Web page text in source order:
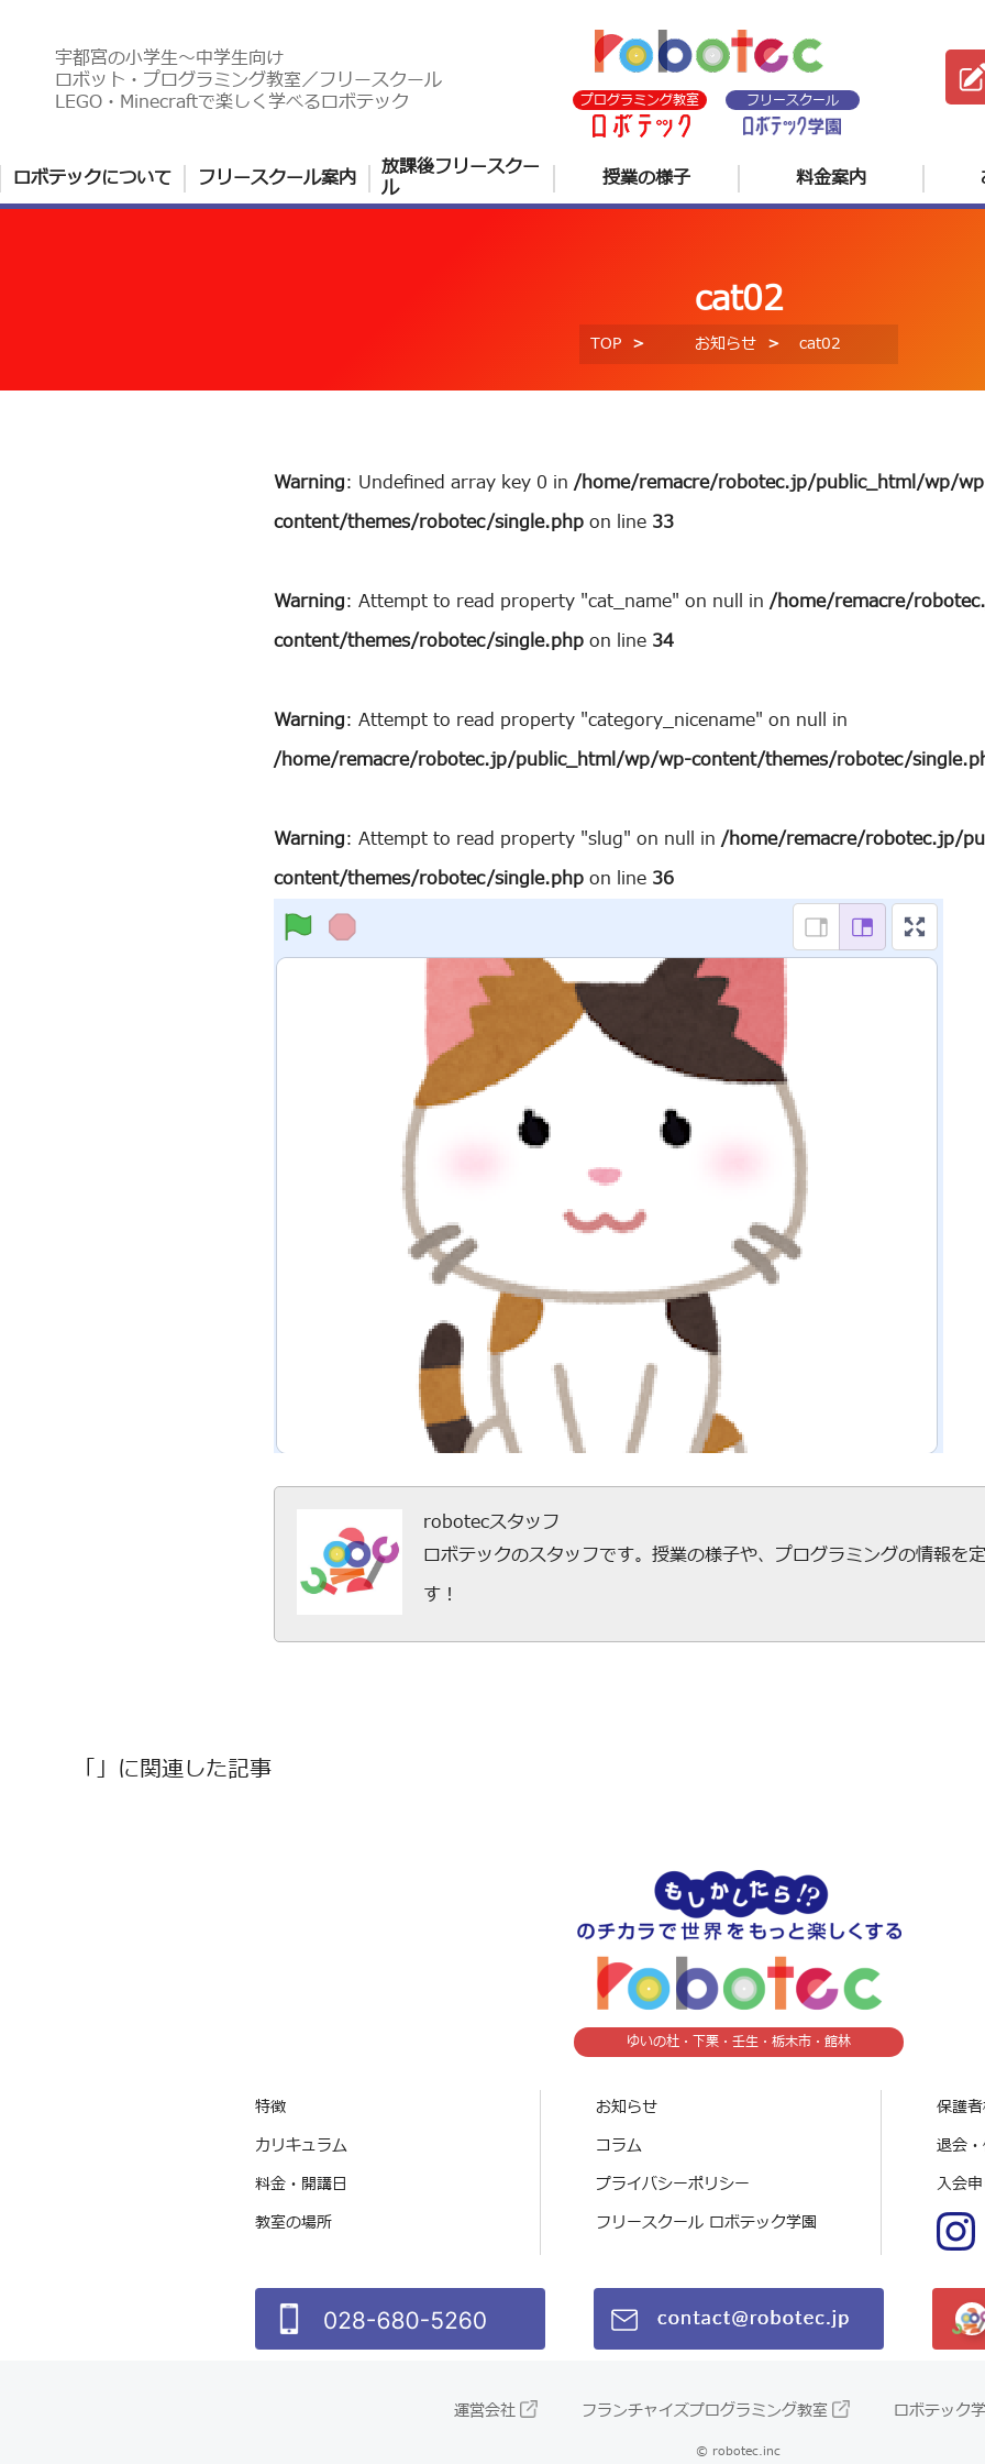
宇都宮の小学生〜中学生向け
ロボット・プログラミング教室／フリースクール
LEGO・Minecraftで楽しく学べるロボテック
プログラミング教室 フリースクール
ロボテックについて フリースクール案内 放課後フリースクー
ル 授業の様子 料金案内
cat02
TOP お知らせ cat02
Warning: Undefined array key 0 in/home/remacre/robotec.jp/public_html/wp/
content/themes/robotec/single.php on line 33
Warning: Attempt to read property "cat_name" on null in/home/remacre/
content/themes/robotec/single.php on line 34
Warning: Attempt to read property "category_nicename" on null in
/home/remacre/robotec.jp/public_html/wp/wp-content/themes/robotec/
Warning: Attempt to read property "slug" on null in/home/remacre/robotec.jp/
content/themes/robotec/single.php on line 36
robotecスタッフ
ロボテックのスタッフです。授業の様子や、プログラミングの情報を
す！
「」に関連した記事
ゆいの杜・下栗・壬生・栃木市・館林
特徴
カリキュラム
料金・開講日
教室の場所
お知らせ
コラム
プライバシーポリシー
フリースクール ロボテック学園
保護
退会
入会
運営会社 フランチャイズプログラミング教室 ロボテック
© robotec.inc